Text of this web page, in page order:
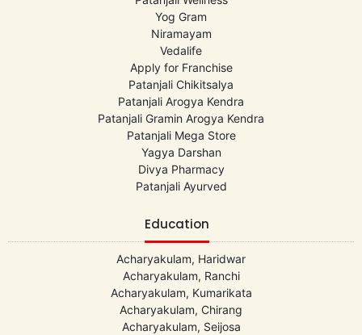
Yog Gram
Niramayam
Vedalife
Apply for Franchise
Patanjali Chikitsalya
Patanjali Arogya Kendra
Patanjali Gramin Arogya Kendra
Patanjali Mega Store
Yagya Darshan
Divya Pharmacy
Patanjali Ayurved
Education
Acharyakulam, Haridwar
Acharyakulam, Ranchi
Acharyakulam, Kumarikata
Acharyakulam, Chirang
Acharyakulam, Seijosa